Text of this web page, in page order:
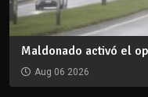
Maldonado activó el
Aug 06 2026